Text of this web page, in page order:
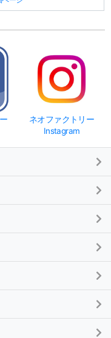
ネオファクトリー
Instagram